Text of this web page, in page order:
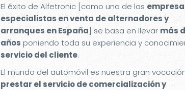
El éxito de Alfetronic [como una de las
especialistas en venta de alternadores y
arranques en España] se basa en llevar más
años poniendo toda su experiencia y
servicio del cliente.
El mundo del automóvil es nuestra gran
prestar el servicio de comercialización y